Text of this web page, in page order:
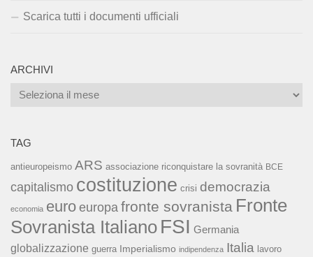
Scarica tutti i documenti ufficiali
ARCHIVI
Archivi
TAG
antieuropeismo ARS associazione riconquistare la sovranità BCE
capitalismo costituzione crisi democrazia
economia euro europa fronte sovranista Fronte
Sovranista Italiano FSI Germania
globalizzazione guerra Imperialismo indipendenza Italia lavoro